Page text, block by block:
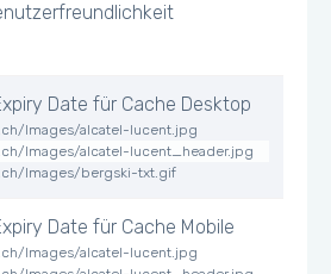
Date für Cache Desktop
Images/alcatel-lucent.jpg
Images/alcatel-lucent_header.jpg
Images/bergski-txt.gif
Date für Cache Mobile
Images/alcatel-lucent.jpg